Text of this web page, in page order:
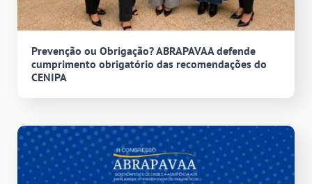
Prevenção ou Obrigação? ABRAPAVAA defende
cumprimento obrigatório das recomendações do
CENIPA